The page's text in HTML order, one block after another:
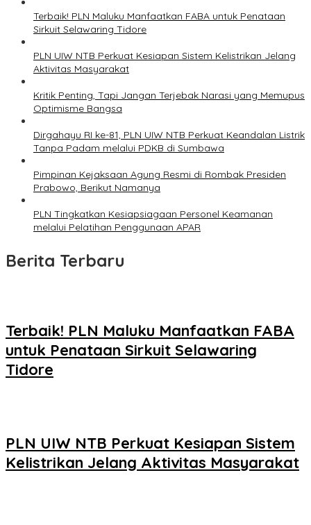
Terbaik! PLN Maluku Manfaatkan FABA untuk Penataan
Sirkuit Selawaring Tidore
PLN UIW NTB Perkuat Kesiapan Sistem Kelistrikan Jelang
Aktivitas Masyarakat
Kritik Penting, Tapi Jangan Terjebak Narasi yang Memupus
Optimisme Bangsa
Dirgahayu RI ke-81, PLN UIW NTB Perkuat Keandalan Listrik
Tanpa Padam melalui PDKB di Sumbawa
Pimpinan Kejaksaan Agung Resmi di Rombak Presiden
Prabowo, Berikut Namanya
PLN Tingkatkan Kesiapsiagaan Personel Keamanan
melalui Pelatihan Penggunaan APAR
Berita Terbaru
Terbaik! PLN Maluku Manfaatkan FABA
untuk Penataan Sirkuit Selawaring
Tidore
PLN UIW NTB Perkuat Kesiapan Sistem
Kelistrikan Jelang Aktivitas Masyarakat